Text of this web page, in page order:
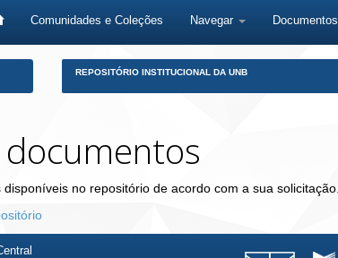
Comunidades e Coleções Navegar Documentos
REPOSITÓRIO INSTITUCIONAL DA UNB
no repositório de acordo com a sua solicitação.